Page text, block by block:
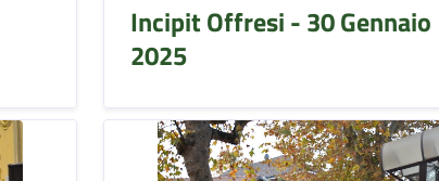
Incipit Offresi - 30 Gennaio
2025